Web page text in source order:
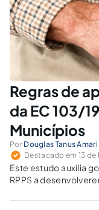
Regras de
da EC 103/
Municípios
Por Douglas Tanus
Destacado em 13 de
Este estudo auxilia
RPPS a
constitucional e